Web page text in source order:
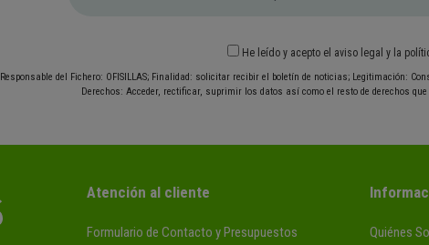
He leído y acepto el aviso legal y la
Responsable del Fichero: OFISILLAS; Finalidad: solicitar recibir el boletín de noticias; Legitimación:
Derechos: Acceder, rectificar, suprimir los datos así como el resto de derechos
Atención al cliente
Formulario de Contacto y Presupuestos Quiénes